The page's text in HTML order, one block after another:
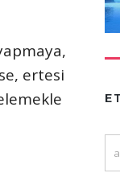
ertesi